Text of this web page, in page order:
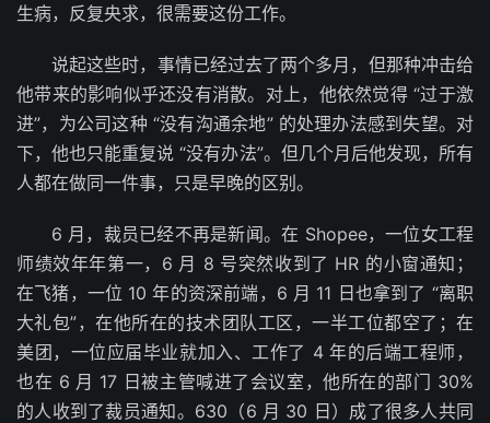
生病，反复央求，很需要这份工作。
说起这些时，事情已经过去了两个多月，但那种冲击给
他带来的影响似乎还没有消散。对上，他依然觉得 “过于激
进”，为公司这种 “没有沟通余地” 的处理办法感到失望。对
下，他也只能重复说 “没有办法”。但几个月后他发现，所有
人都在做同一件事，只是早晚的区别。
6 月，裁员已经不再是新闻。在 Shopee，一位女工程
师绩效年年第一，6 月 8 号突然收到了 HR 的小窗通知；
在飞猪，一位 10 年的资深前端，6 月 11 日也拿到了 “离职
大礼包”，在他所在的技术团队工区，一半工位都空了；在
美团，一位应届毕业就加入、工作了 4 年的后端工程师，
也在 6 月 17 日被主管喊进了会议室，他所在的部门 30%
的人收到了裁员通知。630（6 月 30 日）成了很多人共同